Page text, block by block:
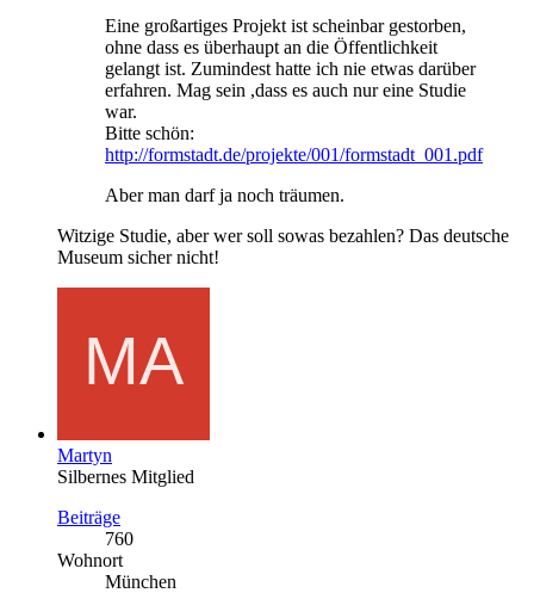
Eine großartiges Projekt ist scheinbar gestorben,
ohne dass es überhaupt an die Öffentlichkeit
gelangt ist. Zumindest hatte ich nie etwas darüber
erfahren. Mag sein ,dass es auch nur eine Studie
war.
Bitte schön:
http://formstadt.de/projekte/001/formstadt_001.pdf
Aber man darf ja noch träumen.
Witzige Studie, aber wer soll sowas bezahlen? Das deutsche
Museum sicher nicht!
Martyn
Silbernes Mitglied
Beiträge
760
Wohnort
München